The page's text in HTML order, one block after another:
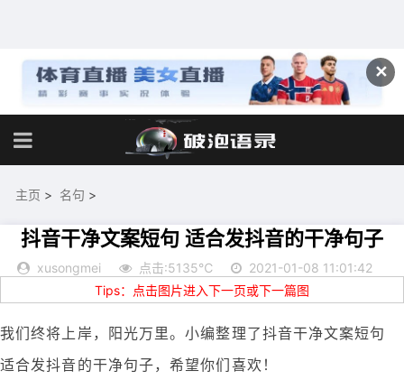
✕
主页 > 名句 >
抖音干净文案短句 适合发抖音的干净句子
xusongmei 点击:5135℃
2021-01-08 11:01:42
Tips：点击图片进入下一页或下一篇图
我们终将上岸，阳光万里。小编整理了抖音干净文案短句
适合发抖音的干净句子，希望你们喜欢！